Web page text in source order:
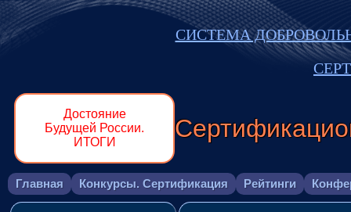
СИСТЕМА
Достояние
Будущей России.
ИТОГИ
Главная Конкурсы. Сертификация Рейтинги